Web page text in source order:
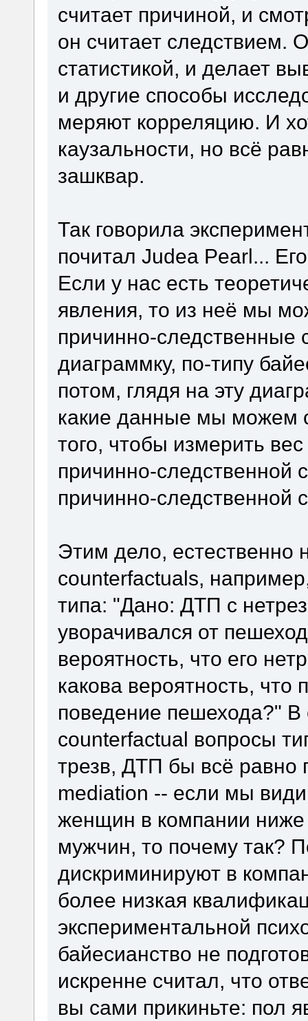
считает причиной, и
он считает следствием.
статистикой, и делает
и другие способы
меряют корреляцию. И
каузальности, но всё
зашквар.
Так говорила
почитал Judea Pearl...
Если у нас есть
явления, то из неё мы
причинно-следственные
диаграммку, по-типу
потом, глядя на эту
какие данные мы можем
того, чтобы измерить
причинно-следственной
причинно-следственной
Этим дело, естественно
counterfactuals,
типа: "Дано: ДТП с
уворачивался от
вероятность, что его
какова вероятность,
поведение пешехода?"
counterfactual вопросы
трезв, ДТП бы всё
mediation -- если мы
женщин в компании ниже
мужчин, то почему так?
дискриминируют в
более низкая
экспериментальной
байесианство не
искренне считал, что
вы сами прикиньте: пол